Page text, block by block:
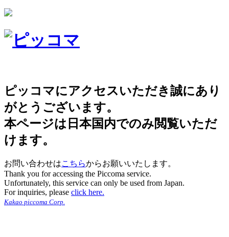
ピッコマにアクセスいただき誠にあり
がとうございます。
本ページは日本国内でのみ閲覧いただ
けます。
お問い合わせはこちらからお願いいたします。
Thank you for accessing the Piccoma service.
Unfortunately, this service can only be used from Japan.
For inquiries, please click here.
Kakao piccoma Corp.